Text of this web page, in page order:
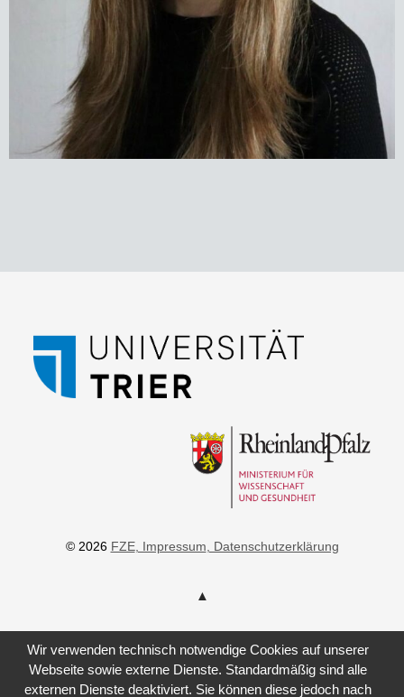
© 2026 FZE, Impressum , Datenschutzerklärung
Wir verwenden technisch notwendige Cookies auf unserer
Webseite sowie externe Dienste. Standardmäßig sind alle
externen Dienste deaktiviert. Sie können diese jedoch nach